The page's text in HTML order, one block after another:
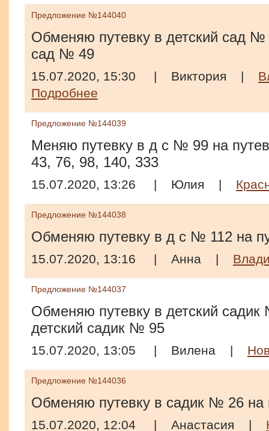
Предложение №144040
Обменяю путевку в детский сад №
сад № 49
15.07.2020, 15:30 | Виктория |
Подробнее
Предложение №144039
Меняю путевку в д с № 99 на
43, 76, 98, 140, 333
15.07.2020, 13:26 | Юлия |
Предложение №144038
Обменяю путевку в д с № 112 на
15.07.2020, 13:16 | Анна |
Предложение №144037
Обменяю путевку в детский садик
детский садик № 95
15.07.2020, 13:05 | Вилена |
Предложение №144036
Обменяю путевку в садик № 26 на
15.07.2020, 12:04 | Анастасия |